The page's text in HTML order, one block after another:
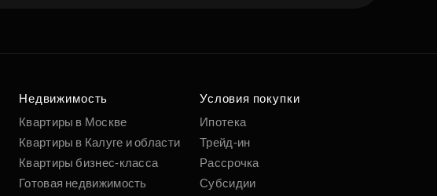
Недвижимость
Квартиры в Москве
Квартиры в Калуге и области
Квартиры бизнес-класса
Готовая недвижимость
Условия покупки
Ипотека
Трейд-ин
Рассрочка
Субсидии